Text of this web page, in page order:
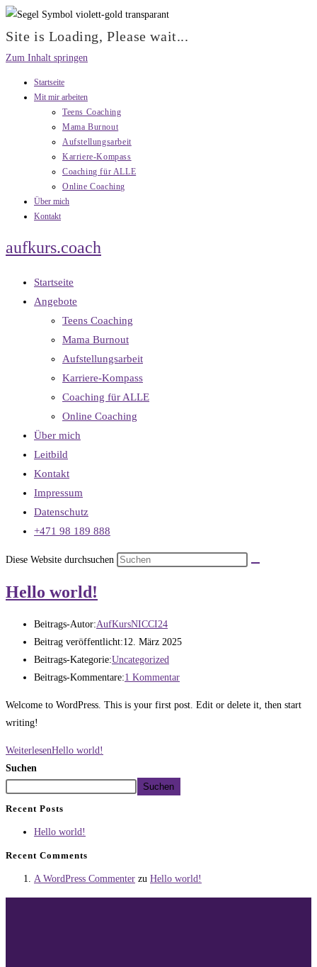
Site is Loading, Please wait...
Zum Inhalt springen
Startseite
Mit mir arbeiten
Teens Coaching
Mama Burnout
Aufstellungsarbeit
Karriere-Kompass
Coaching für ALLE
Online Coaching
Über mich
Kontakt
aufkurs.coach
Startseite
Angebote
Teens Coaching
Mama Burnout
Aufstellungsarbeit
Karriere-Kompass
Coaching für ALLE
Online Coaching
Über mich
Leitbild
Kontakt
Impressum
Datenschutz
+471 98 189 888
Diese Website durchsuchen
Hello world!
Beitrags-Autor:AufKursNICCI24
Beitrag veröffentlicht:12. März 2025
Beitrags-Kategorie:Uncategorized
Beitrags-Kommentare:1 Kommentar
Welcome to WordPress. This is your first post. Edit or delete it, then start
writing!
WeiterlesenHello world!
Suchen
Suchen
Recent Posts
Hello world!
Recent Comments
A WordPress Commenter zu Hello world!